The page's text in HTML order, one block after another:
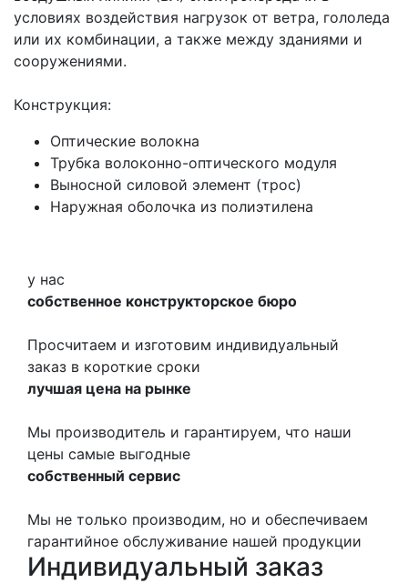
условиях воздействия нагрузок от ветра, гололеда
или их комбинации, а также между зданиями и
сооружениями.
Конструкция:
Оптические волокна
Трубка волоконно-оптического модуля
Выносной силовой элемент (трос)
Наружная оболочка из полиэтилена
у нас
собственное конструкторское бюро
Просчитаем и изготовим индивидуальный
заказ в короткие сроки
лучшая цена на рынке
Мы производитель и гарантируем, что наши
цены самые выгодные
собственный сервис
Мы не только производим, но и обеспечиваем
гарантийное обслуживание нашей продукции
Индивидуальный заказ